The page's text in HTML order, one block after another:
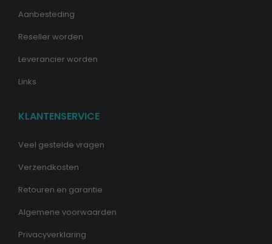
Aanbesteding
Reseller worden
Leverancier worden
Links
KLANTENSERVICE
Veel gestelde vragen
Verzendkosten
Retouren en garantie
Algemene voorwaarden
Privacyverklaring